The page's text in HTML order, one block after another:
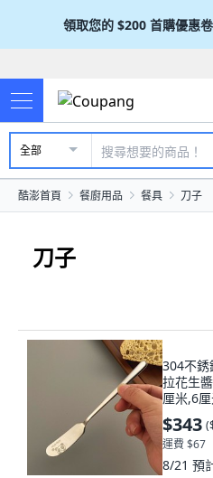
領取您的 $200 首購優惠
全部
酷澎首頁 餐廚用品 餐具 刀子
刀子
304不銹
拉花生
厘米,6
$343 (
運費 $67
8/21 預